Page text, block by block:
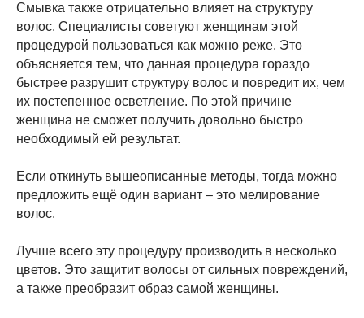
Смывка также отрицательно влияет на структуру
волос. Специалисты советуют женщинам этой
процедурой пользоваться как можно реже. Это
объясняется тем, что данная процедура гораздо
быстрее разрушит структуру волос и повредит их, чем
их постепенное осветление. По этой причине
женщина не сможет получить довольно быстро
необходимый ей результат.
Если откинуть вышеописанные методы, тогда можно
предложить ещё один вариант – это мелирование
волос.
Лучше всего эту процедуру производить в несколько
цветов. Это защитит волосы от сильных повреждений,
а также преобразит образ самой женщины.